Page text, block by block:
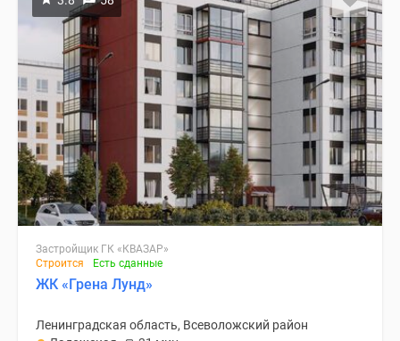
Застройщик ГК «КВАЗАР»
Строится
Есть сданные
ЖК «Грена Лунд»
Ленинградская область, Всеволожский район